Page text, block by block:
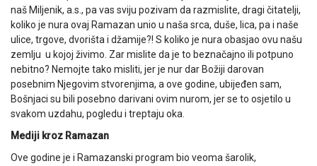
naš Miljenik, a.s., pa vas sviju pozivam da razmislite, dragi čitatelji,
koliko je nura ovaj Ramazan unio u naša srca, duše, lica, pa i naše
ulice, trgove, dvorišta i džamije?! S koliko je nura obasjao ovu našu
zemlju u kojoj živimo. Zar mislite da je to beznačajno ili potpuno
nebitno? Nemojte tako misliti, jer je nur dar Božiji darovan
posebnim Njegovim stvorenjima, a ove godine, ubijeđen sam,
Bošnjaci su bili posebno darivani ovim nurom, jer se to osjetilo u
svakom uzdahu, pogledu i treptaju oka.
Mediji kroz Ramazan
Ove godine je i Ramazanski program bio veoma šarolik,